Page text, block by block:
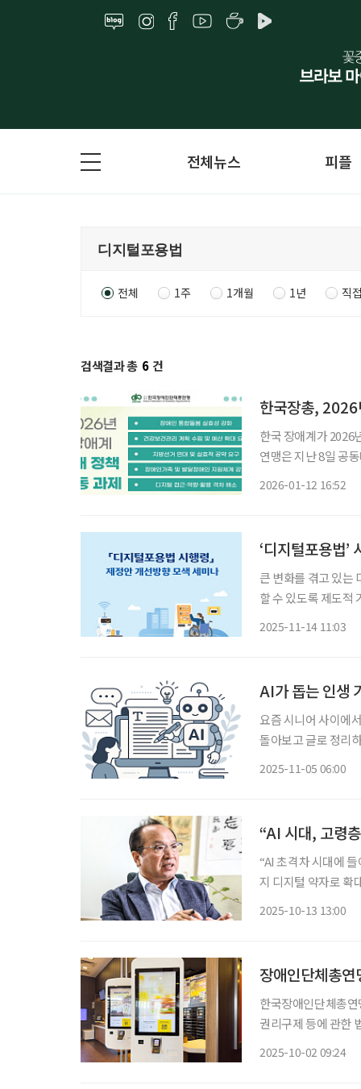
전체뉴스 피플
전체 1주 1개월 1년 직
검색결과 총 6 건
한국장총, 2026
한국 장애계가 2026
연맹은 지난 8일 공
2026-01-12 16:52
‘디지털포용법’
큰 변화를 겪고 있는
할 수 있도록 제도적
2025-11-14 11:03
AI가 돕는 인생
요즘 시니어 사이에
돌아보고 글로 정리
2025-11-05 06:00
“AI 시대, 고령
“AI 초격차 시대에
지 디지털 약자로 확
2025-10-13 13:00
장애인단체총
한국장애인단체총
권리구제 등에 관한
2025-10-02 09:24